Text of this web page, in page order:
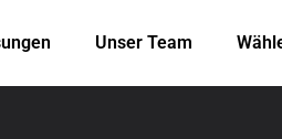
Unser Team